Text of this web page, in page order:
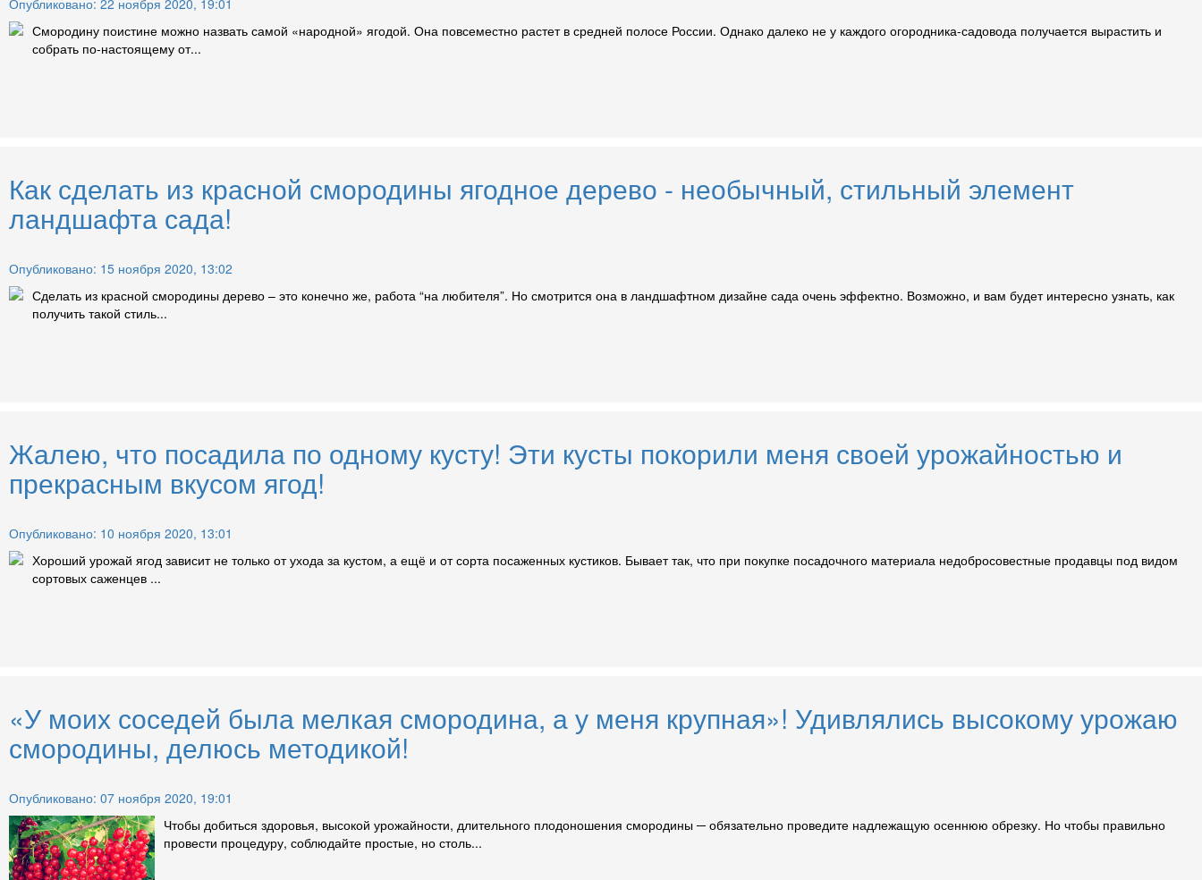
Опубликовано: 22 ноября 2020, 19:01
Смородину поистине можно назвать самой «народной» ягодой. Она повсеместно растет в средней полосе России. Однако далеко не у каждого огородника-садовода получается вырастить и
собрать по-настоящему от...
Как сделать из красной смородины ягодное дерево - необычный, стильный элемент
ландшафта сада!
Опубликовано: 15 ноября 2020, 13:02
Сделать из красной смородины дерево – это конечно же, работа “на любителя”. Но смотрится она в ландшафтном дизайне сада очень эффектно. Возможно, и вам будет интересно узнать, как
получить такой стиль...
Жалею, что посадила по одному кусту! Эти кусты покорили меня своей урожайностью и
прекрасным вкусом ягод!
Опубликовано: 10 ноября 2020, 13:01
Хороший урожай ягод зависит не только от ухода за кустом, а ещё и от сорта посаженных кустиков. Бывает так, что при покупке посадочного материала недобросовестные продавцы под видом
сортовых саженцев ...
«У моих соседей была мелкая смородина, а у меня крупная»! Удивлялись высокому урожаю
смородины, делюсь методикой!
Опубликовано: 07 ноября 2020, 19:01
Чтобы добиться здоровья, высокой урожайности, длительного плодоношения смородины ─ обязательно проведите надлежащую осеннюю обрезку. Но чтобы правильно
провести процедуру, соблюдайте простые, но столь...